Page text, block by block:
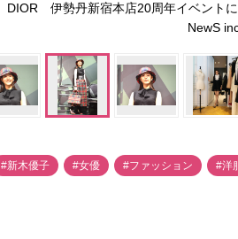
DIOR 伊勢丹新宿本店20周年イベント
NewS
#新木優子 #女優 #ファッション #洋